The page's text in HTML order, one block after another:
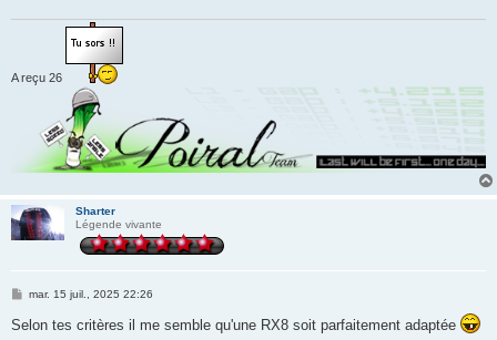
A reçu 26
Sharter
Légende vivante
M
s
s
mar. 15 juil., 2025 22:26
Selon tes critères il me semble qu'une RX8 soit parfaitement adaptée